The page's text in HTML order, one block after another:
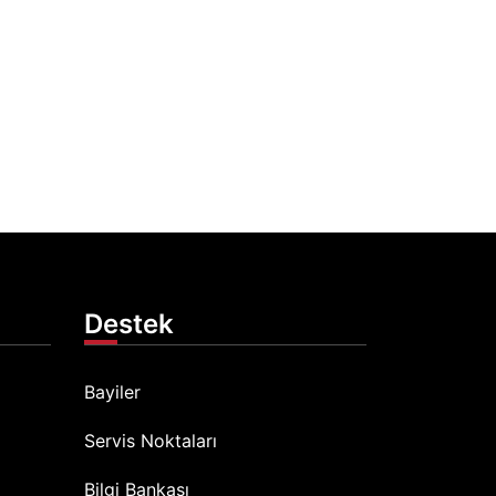
Destek
Bayiler
Servis Noktaları
Bilgi Bankası